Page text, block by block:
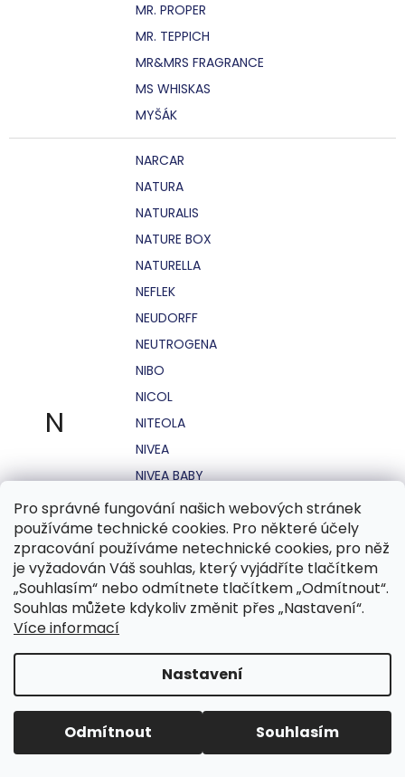
Pro správné fungování našich webových stránek
používáme technické cookies. Pro některé účely
zpracování používáme netechnické cookies, pro něž
je vyžadován Váš souhlas, který vyjádříte tlačítkem
„Souhlasím“ nebo odmítnete tlačítkem „Odmítnout“.
Souhlas můžete kdykoliv změnit přes „Nastavení“.
Více informací
Nastavení
Odmítnout Souhlasím
MR. PROPER
MR. TEPPICH
MR&MRS FRAGRANCE
MS WHISKAS
MYŠÁK
N
NARCAR
NATURA
NATURALIS
NATURE BOX
NATURELLA
NEFLEK
NEUDORFF
NEUTROGENA
NIBO
NICOL
NITEOLA
NIVEA
NIVEA BABY
NIVEA MEN
NIVEA SUN
NO STRESS
NOHEL GARDEN
NORDICS
NUK
O.B.
OASIS